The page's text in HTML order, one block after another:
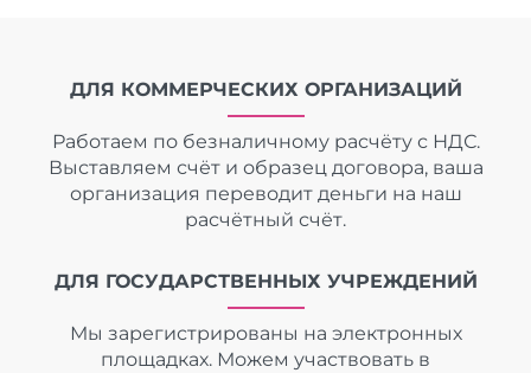
ДЛЯ КОММЕРЧЕСКИХ ОРГАНИЗАЦИЙ
Работаем по безналичному расчёту с НДС.
Выставляем счёт и образец договора, ваша
организация переводит деньги на наш
расчётный счёт.
ДЛЯ ГОСУДАРСТВЕННЫХ УЧРЕЖДЕНИЙ
Мы зарегистрированы на электронных
площадках. Можем участвовать в